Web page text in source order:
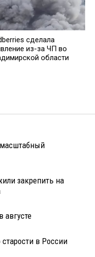
cделала
из-за ЧП во
области
закрепить на
августе
в России